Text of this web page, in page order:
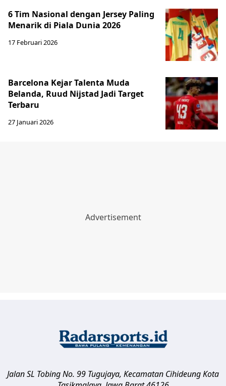
6 Tim Nasional dengan Jersey Paling
Menarik di Piala Dunia 2026
17 Februari 2026
Barcelona Kejar Talenta Muda
Belanda, Ruud Nijstad Jadi Target
Terbaru
27 Januari 2026
Jalan SL Tobing No. 99 Tugujaya, Kecamatan CihideungKota